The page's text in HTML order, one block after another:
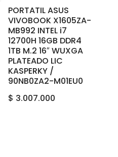
PORTATIL ASUS
VIVOBOOK X1605ZA-
MB992 INTEL i7
12700H 16GB DDR4
1TB M.2 16″ WUXGA
PLATEADO LIC
KASPERKY /
90NB0ZA2-M01EU0
$ 3.007.000